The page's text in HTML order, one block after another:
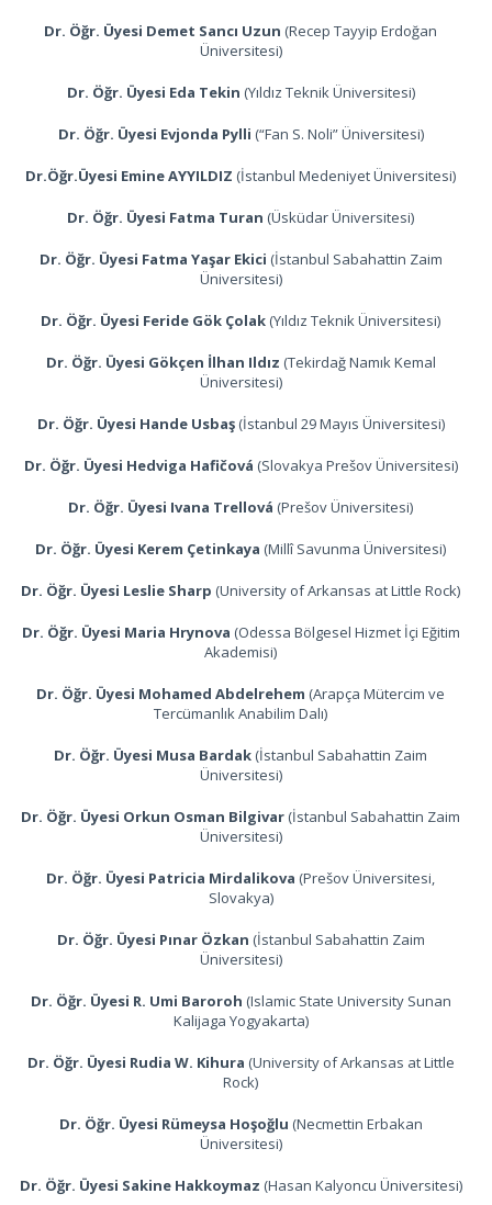
Dr. Öğr. Üyesi Demet Sancı Uzun (Recep Tayyip Erdoğan
Üniversitesi)
Dr. Öğr. Üyesi Eda Tekin (Yıldız Teknik Üniversitesi)
Dr. Öğr. Üyesi Evjonda Pylli (“Fan S. Noli” Üniversitesi)
Dr.Öğr.Üyesi Emine AYYILDIZ (İstanbul Medeniyet Üniversitesi)
Dr. Öğr. Üyesi Fatma Turan (Üsküdar Üniversitesi)
Dr. Öğr. Üyesi Fatma Yaşar Ekici (İstanbul Sabahattin Zaim
Üniversitesi)
Dr. Öğr. Üyesi Feride Gök Çolak (Yıldız Teknik Üniversitesi)
Dr. Öğr. Üyesi Gökçen İlhan Ildız (Tekirdağ Namık Kemal
Üniversitesi)
Dr. Öğr. Üyesi Hande Usbaş(İstanbul 29 Mayıs Üniversitesi)
Dr. Öğr. Üyesi Hedviga Hafičová (Slovakya Prešov Üniversitesi)
Dr. Öğr. Üyesi Ivana Trellová (Prešov Üniversitesi)
Dr. Öğr. Üyesi Kerem Çetinkaya (Millî Savunma Üniversitesi)
Dr. Öğr. Üyesi Leslie Sharp (University of Arkansas at Little Rock)
Dr. Öğr. Üyesi Maria Hrynova (Odessa Bölgesel Hizmet İçi Eğitim
Akademisi)
Dr. Öğr. Üyesi Mohamed Abdelrehem (Arapça Mütercim ve
Tercümanlık Anabilim Dalı)
Dr. Öğr. Üyesi Musa Bardak (İstanbul Sabahattin Zaim
Üniversitesi)
Dr. Öğr. Üyesi Orkun Osman Bilgivar (İstanbul Sabahattin Zaim
Üniversitesi)
Dr. Öğr. Üyesi Patricia Mirdalikova (Prešov Üniversitesi,
Slovakya)
Dr. Öğr. Üyesi Pınar Özkan (İstanbul Sabahattin Zaim
Üniversitesi)
Dr. Öğr. Üyesi R. Umi Baroroh (Islamic State University Sunan
Kalijaga Yogyakarta)
Dr. Öğr. Üyesi Rudia W. Kihura (University of Arkansas at Little
Rock)
Dr. Öğr. Üyesi Rümeysa Hoşoğlu (Necmettin Erbakan
Üniversitesi)
Dr. Öğr. Üyesi Sakine Hakkoymaz (Hasan Kalyoncu Üniversitesi)